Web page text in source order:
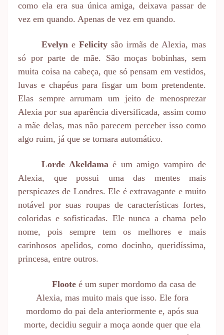
como ela era sua única amiga, deixava passar de
vez em quando. Apenas de vez em quando.
Evelyn eFelicity são irmãs de Alexia, mas
só por parte de mãe. São moças bobinhas, sem
muita coisa na cabeça, que só pensam em vestidos,
luvas e chapéus para fisgar um bom pretendente.
Elas sempre arrumam um jeito de menosprezar
Alexia por sua aparência diversificada, assim como
a mãe delas, mas não parecem perceber isso como
algo ruim, já que se tornara automático.
Lorde Akeldamaé um amigo vampiro de
Alexia, que possui uma das mentes mais
perspicazes de Londres. Ele é extravagante e muito
notável por suas roupas de características fortes,
coloridas e sofisticadas. Ele nunca a chama pelo
nome, pois sempre tem os melhores e mais
carinhosos apelidos, como docinho, queridíssima,
princesa, entre outros.
Floote é um super mordomo da casa de
Alexia, mas muito mais que isso. Ele fora
mordomo do pai dela anteriormente e, após sua
morte, decidiu seguir a moça aonde quer que ela